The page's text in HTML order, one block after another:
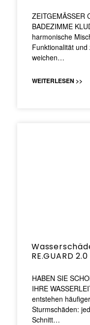
ZEITGEMÄSSER
BADEZIMME
harmonische
Funktionalität
weichen…
WEITERLESEN >>
RE.GUARD 2.0
HABEN SIE
IHRE
entstehen
Sturmschäden:
Schnitt…